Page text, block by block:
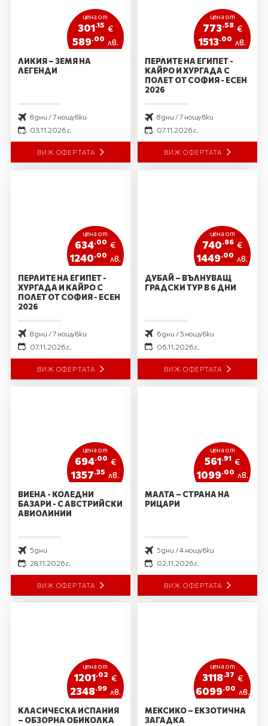
цена от
301.15 €
589.00 лв.
ЛИКИЯ – ЗЕМЯ НА
ЛЕГЕНДИ
8 дни / 7 нощувки
03.11.2026 г.
ВИЖ ОФЕРТАТА
цена от
773.58 €
1513.00 лв.
ПЕРЛИТЕ НА ЕГИПЕТ -
КАЙРО И ХУРГАДА С
ПОЛЕТ ОТ СОФИЯ - ЕСЕН
2026
8 дни / 7 нощувки
07.11.2026 г.
ВИЖ ОФЕРТАТА
цена от
634 .00 €
1240.00 лв.
ПЕРЛИТЕ НА ЕГИПЕТ -
ХУРГАДА И КАЙРО С
ПОЛЕТ ОТ СОФИЯ - ЕСЕН
2026
8 дни / 7 нощувки
07.11.2026 г.
ВИЖ ОФЕРТАТА
цена от
740 .86 €
1449.00 лв.
ДУБАЙ – ВЪЛНУВАЩ
ГРАДСКИ ТУР В 6 ДНИ
6 дни / 5 нощувки
06.11.2026 г.
ВИЖ ОФЕРТАТА
цена от
694.00 €
1357 .35 лв.
ВИЕНА - КОЛЕДНИ
БАЗАРИ - С АВСТРИЙСКИ
АВИОЛИНИИ
5 дни
28.11.2026 г.
ВИЖ ОФЕРТАТА
цена от
561.91 €
1099 .00 лв.
МАЛТА – СТРАНА НА
РИЦАРИ
5 дни / 4 нощувки
02.11.2026 г.
ВИЖ ОФЕРТАТА
цена от
1201.02 €
2348.99 лв.
КЛАСИЧЕСКА ИСПАНИЯ
– ОБЗОРНА ОБИКОЛКА
цена от
3118.37 €
6099.00 лв.
МЕКСИКО – ЕКЗОТИЧНА
ЗАГАДКА